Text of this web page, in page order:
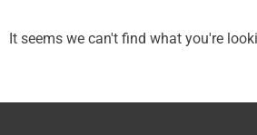
It seems we can't find what you're